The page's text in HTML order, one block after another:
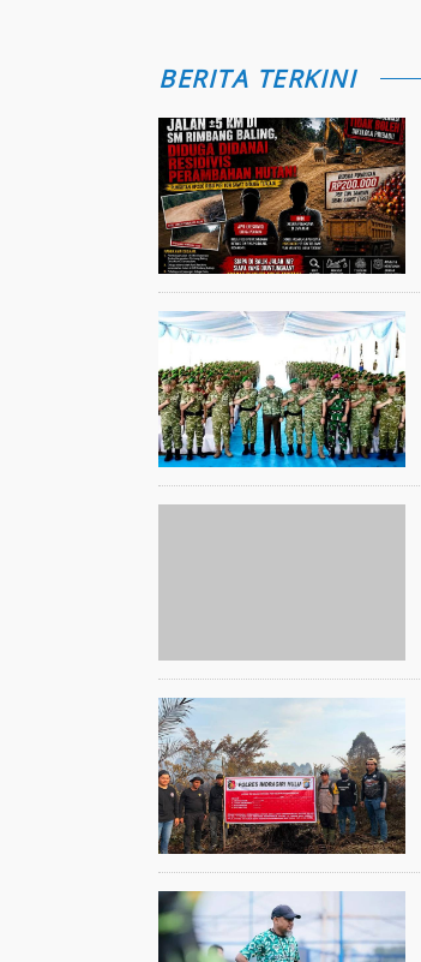
BERITA TERKINI